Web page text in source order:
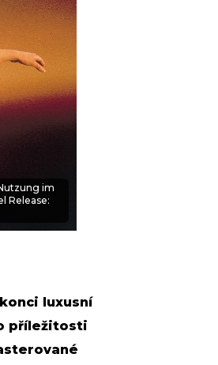
im
Release:
luxusní
příležitosti